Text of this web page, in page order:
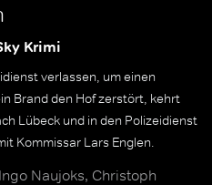
Krimi
verlassen, um einen
Brand den Hof zerstört, kehrt
Lübeck und in den Polizeidienst
Kommissar Lars Englen.
Naujoks, Christoph